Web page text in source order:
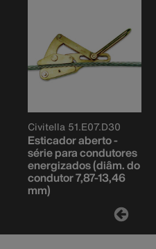
Civitella 51.E07.D30
Esticador aberto -
série para condutores
energizados (diâm. do
condutor 7,87-13,46
mm)